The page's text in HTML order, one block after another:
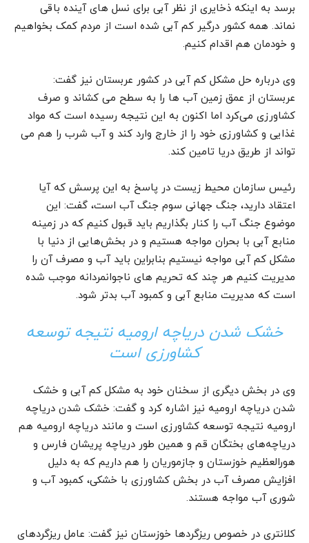
برسد به اینکه ذخایری از نظر آبی برای نسل های آینده باقی
نماند. همه کشور درگیر کم آبی شده است از مردم کمک بخواهیم
و خودمان هم اقدام کنیم.
وی درباره حل مشکل کم آبی در کشور عربستان نیز گفت:
عربستان از عمق زمین آب ها را به سطح می کشاند و صرف
کشاورزی می‌کرد اما اکنون به این نتیجه رسیده است که مواد
غذایی و کشاورزی خود را از خارج وارد کند و آب شرب را هم می
تواند از طریق دریا تامین کند.
رئیس سازمان محیط زیست در پاسخ به این پرسش که آیا
اعتقاد دارید، جنگ جهانی سوم جنگ آب است، گفت: این
موضوع جنگ آب را کنار بگذاریم باید قبول کنیم که در زمینه
منابع آبی با بحران مواجه هستیم و در بخش‌هایی از دنیا با
مشکل کم آبی مواجه نیستیم بنابراین باید آب و مصرف آن را
مدیریت کنیم هر چند که تحریم های ناجوانمردانه موجب شده
است که مدیریت منابع آبی و کمبود آب بدتر شود.
خشک شدن دریاچه ارومیه نتیجه توسعه
کشاورزی است
وی در بخش دیگری از سخنان خود به مشکل کم آبی و خشک
شدن دریاچه ارومیه نیز اشاره کرد و گفت: خشک شدن دریاچه
ارومیه نتیجه توسعه کشاورزی است و مانند دریاچه ارومیه هم
دریاچه‌های بختگان قم و همین طور دریاچه پریشان فارس و
هورالعظیم خوزستان و جازموریان را هم داریم که به دلیل
افزایش مصرف آب در بخش کشاورزی با خشکی، کمبود آب و
شوری آب مواجه هستند.
کلانتری در خصوص ریزگردها خوزستان نیز گفت: عامل ریزگردهای